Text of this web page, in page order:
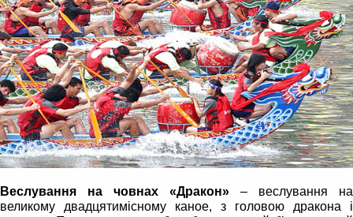
Веслування на човнах «Дракон» – веслування на
великому двадцятимісному каное, з головою дракона і